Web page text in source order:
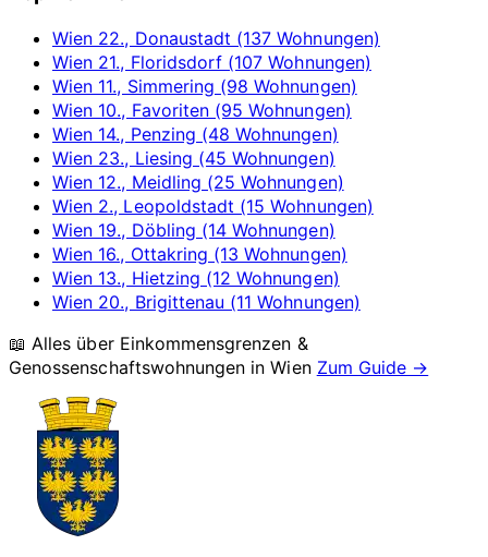
Wien 22., Donaustadt (137 Wohnungen)
Wien 21., Floridsdorf (107 Wohnungen)
Wien 11., Simmering (98 Wohnungen)
Wien 10., Favoriten (95 Wohnungen)
Wien 14., Penzing (48 Wohnungen)
Wien 23., Liesing (45 Wohnungen)
Wien 12., Meidling (25 Wohnungen)
Wien 2., Leopoldstadt (15 Wohnungen)
Wien 19., Döbling (14 Wohnungen)
Wien 16., Ottakring (13 Wohnungen)
Wien 13., Hietzing (12 Wohnungen)
Wien 20., Brigittenau (11 Wohnungen)
📖 Alles über Einkommensgrenzen &
Genossenschaftswohnungen inWien Zum Guide →